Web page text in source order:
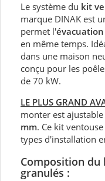
Le système du kit
marque DINAK est
permet l'
en même temps.
dans une maison
conçu pour les
de 70 kW.
LE PLUS GRAND
monter est
mm. Ce kit
types d'installation
Composition du
granulés :